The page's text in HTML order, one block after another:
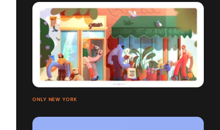
ONLY NEW YORK